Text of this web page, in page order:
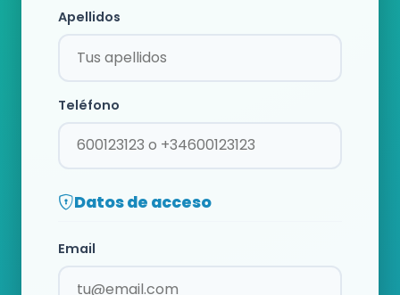
Apellidos
Teléfono
Datos de acceso
Email